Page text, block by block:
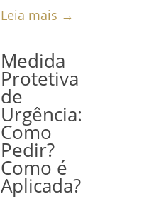
Leia mais →
Medida
Protetiva
de
Urgência:
Como
Pedir?
Como é
Aplicada?